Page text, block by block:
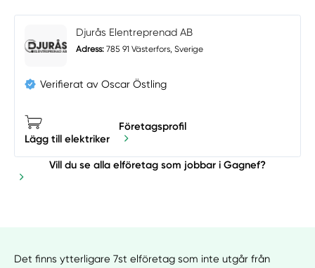
Djurås Elentreprenad AB
Adress: 785 91 Västerfors, Sverige
Verifierat av Oscar Östling
Lägg till elektriker
Företagsprofil
Vill du se alla elföretag som jobbar i Gagnef?
Det finns ytterligare 7st elföretag som inte utgår från